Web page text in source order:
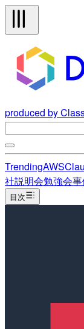
produced by
TrendingAWS
社説明会勉強会
目次